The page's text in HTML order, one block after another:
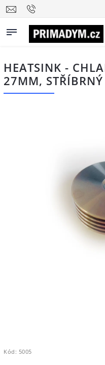
HEATSINK -
27MM, STŘÍBRNÝ
Kód: 5005